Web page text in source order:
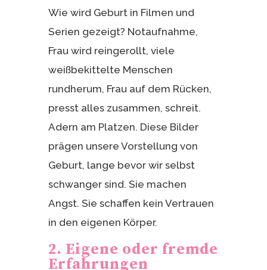
Wie wird Geburt in Filmen und
Serien gezeigt? Notaufnahme,
Frau wird reingerollt, viele
weißbekittelte Menschen
rundherum, Frau auf dem Rücken,
presst alles zusammen, schreit.
Adern am Platzen. Diese Bilder
prägen unsere Vorstellung von
Geburt, lange bevor wir selbst
schwanger sind. Sie machen
Angst. Sie schaffen kein Vertrauen
in den eigenen Körper.
2. Eigene oder fremde
Erfahrungen